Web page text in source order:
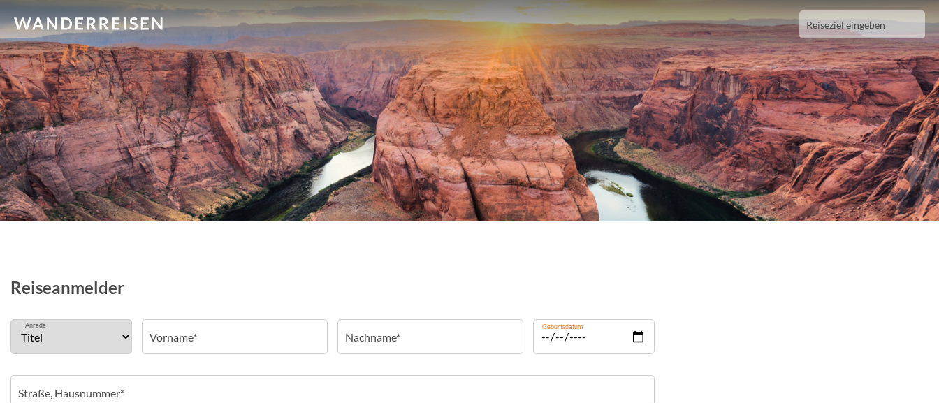
Reiseanmelder
Anrede Geburtsdatum